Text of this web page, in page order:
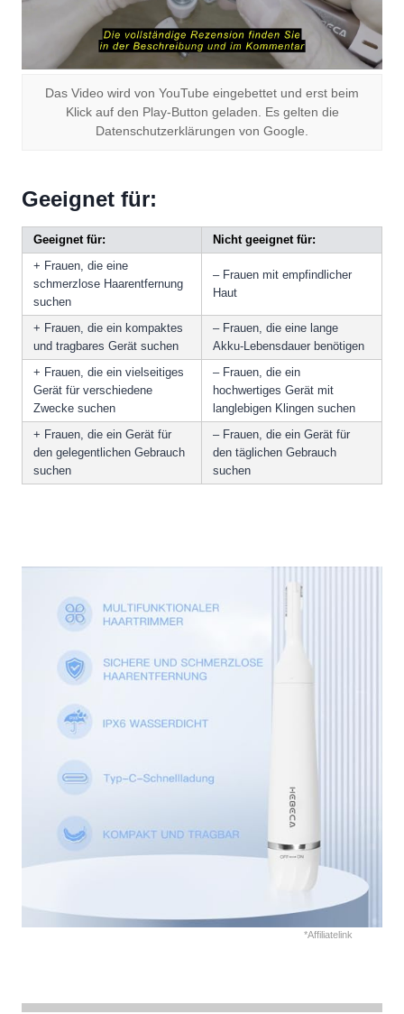
Das Video wird von YouTube eingebettet und erst beim
Klick auf den Play-Button geladen. Es gelten die
Datenschutzerklärungen von Google.
Geeignet für:
Geeignet für:
Nicht geeignet für:
+ Frauen, die eine
schmerzlose Haarentfernung
suchen
– Frauen mit empfindlicher
Haut
+ Frauen, die ein kompaktes
und tragbares Gerät suchen
– Frauen, die eine lange
Akku-Lebensdauer benötigen
+ Frauen, die ein vielseitiges
Gerät für verschiedene
Zwecke suchen
– Frauen, die ein
hochwertiges Gerät mit
langlebigen Klingen suchen
+ Frauen, die ein Gerät für
den gelegentlichen Gebrauch
suchen
– Frauen, die ein Gerät für
den täglichen Gebrauch
suchen
*Affiliatelink